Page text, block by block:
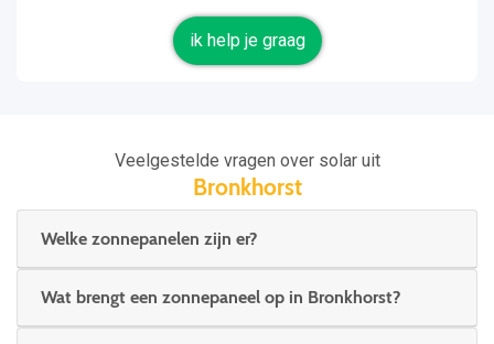
ik help je graag
Veelgestelde vragen over solar uit
Bronkhorst
Welke zonnepanelen zijn er?
Wat brengt een zonnepaneel op in Bronkhorst?